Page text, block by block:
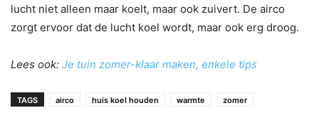
lucht niet alleen maar koelt, maar ook zuivert. De airco
zorgt ervoor dat de lucht koel wordt, maar ook erg droog.
Lees ook: Je tuin zomer-klaar maken, enkele tips
TAGS airco huis koel houden warmte zomer